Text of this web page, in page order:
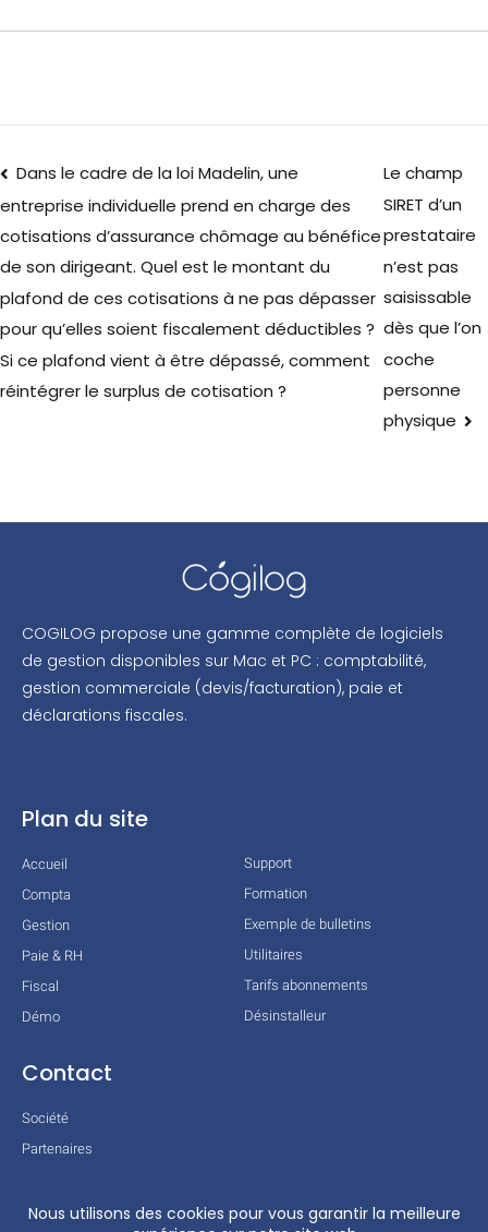
Dans le cadre de la loi Madelin, une
entreprise individuelle prend en charge des
cotisations d’assurance chômage au bénéfice
de son dirigeant. Quel est le montant du
plafond de ces cotisations à ne pas dépasser
pour qu’elles soient fiscalement déductibles ?
Si ce plafond vient à être dépassé, comment
réintégrer le surplus de cotisation ?
Le champ
SIRET d’un
prestataire
n’est pas
saisissable
dès que l’on
coche
personne
physique
COGILOG propose une gamme complète de logiciels
de gestion disponibles sur Mac et PC : comptabilité,
gestion commerciale (devis/facturation), paie et
déclarations fiscales.
Plan du site
Accueil
Compta
Gestion
Paie & RH
Fiscal
Démo
Support
Formation
Exemple de bulletins
Utilitaires
Tarifs abonnements
Désinstalleur
Contact
Société
Partenaires
Mentions légales